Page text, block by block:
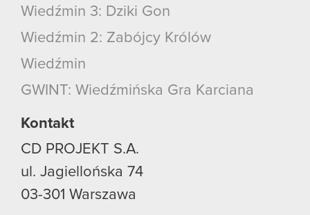
Wiedźmin 3: Dziki Gon
Wiedźmin 2: Zabójcy Królów
Wiedźmin
GWINT: Wiedźmińska Gra Karciana
Kontakt
CD PROJEKT S.A.
ul. Jagiellońska 74
03-301 Warszawa